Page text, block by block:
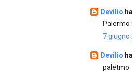
Devilio
Palermo
7 giugno
Devilio
paletmo